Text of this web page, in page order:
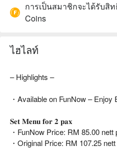
การเป็นสมาชิกจะได้รับสิ
Coins
ไฮไลท์
– Highlights –
・Available on FunNow –
𝐒𝐞𝐭 𝐌𝐞𝐧𝐮 𝐟𝐨𝐫 𝟐 𝐩𝐚𝐱
・FunNow Price: RM 85.00 nett
・Original Price: RM 107.25